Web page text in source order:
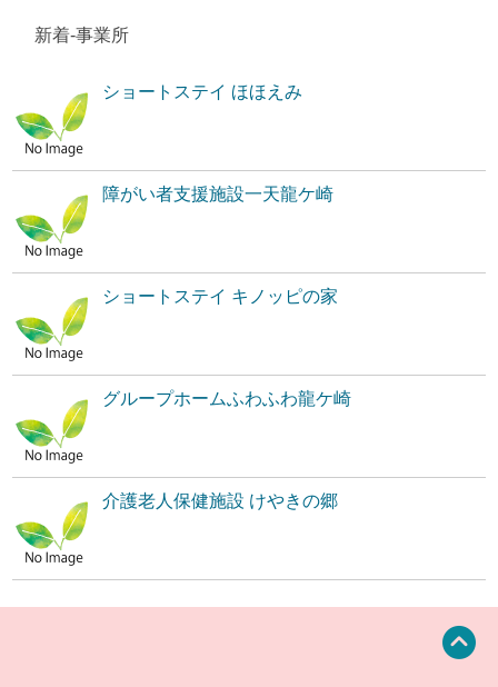
新着-事業所
ショートステイ ほほえみ
障がい者支援施設一天龍ケ崎
ショートステイ キノッピの家
グループホームふわふわ龍ケ崎
介護老人保健施設 けやきの郷